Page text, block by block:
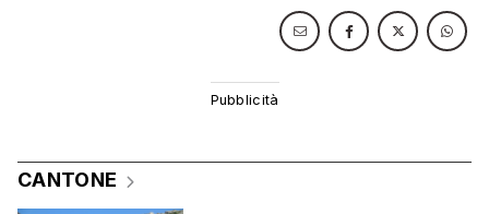
CANTONE